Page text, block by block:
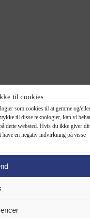
til cookies
som cookies til at gemme og/
til disse teknologier, kan vi
dette websted. Hvis du ikke giver dit
en negativ indvirkning på visse